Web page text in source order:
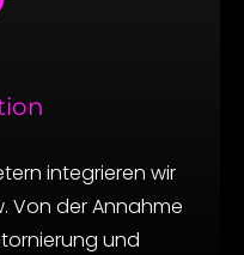
integrieren wir
Von der Annahme
und